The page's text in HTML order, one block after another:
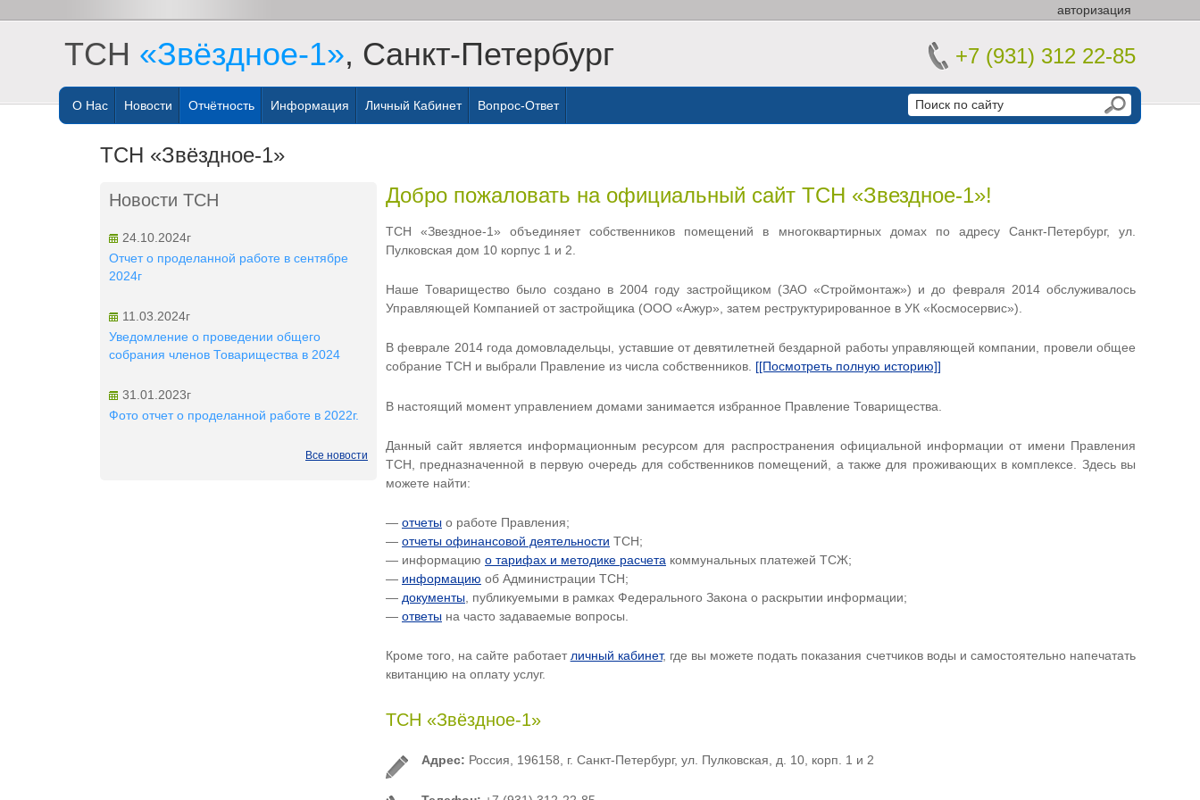
авторизация
ТСН «Звёздное-1», Санкт-Петербург +7 (931) 312 22-85
О Нас Новости Отчётность Информация Личный Кабинет Вопрос-Ответ
ТСН «Звёздное-1»
Новости ТСН
24.10.2024г
Отчет о проделанной работе в сентябре
2024г
11.03.2024г
Уведомление о проведении общего
собрания членов Товарищества в 2024
31.01.2023г
Фото отчет о проделанной работе в 2022г.
Все новости
Добро пожаловать на официальный сайт ТСН «Звездное-1»!
ТСН «Звездное-1» объединяет собственников помещений в многоквартирных домах по адресу Санкт-Петербург, ул.
Пулковская дом 10 корпус 1 и 2.
Наше Товарищество было создано в 2004 году застройщиком (ЗАО «Строймонтаж») и до февраля 2014 обслуживалось
Управляющей Компанией от застройщика (ООО «Ажур», затем реструктурированное в УК «Космосервис»).
В феврале 2014 года домовладельцы, уставшие от девятилетней бездарной работы управляющей компании, провели общее
собрание ТСН и выбрали Правление из числа собственников. [[Посмотреть полную историю]]
В настоящий момент управлением домами занимается избранное Правление Товарищества.
Данный сайт является информационным ресурсом для распространения официальной информации от имени Правления
ТСН, предназначенной в первую очередь для собственников помещений, а также для проживающих в комплексе. Здесь вы
можете найти:
— отчеты о работе Правления;
— отчеты офинансовой деятельности ТСН;
— информацию о тарифах и методике расчета коммунальных платежей ТСЖ;
— информацию об Администрации ТСН;
— документы , публикуемыми в рамках Федерального Закона о раскрытии информации;
— ответы на часто задаваемые вопросы.
Кроме того, на сайте работает личный кабинет, где вы можете подать показания счетчиков воды и самостоятельно напечатать
квитанцию на оплату услуг.
ТСН «Звёздное-1»
Адрес: Россия, 196158, г. Санкт-Петербург, ул. Пулковская, д. 10, корп. 1 и 2